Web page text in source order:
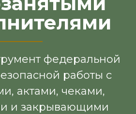
федеральной
работы с
актами, чеками,
и закрывающими